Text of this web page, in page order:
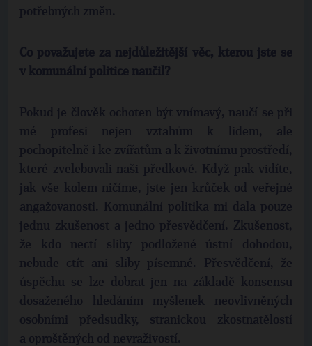
potřebných změn.
Co považujete za nejdůležitější věc, kterou jste se
v komunální politice naučil?
Pokud je člověk ochoten být vnímavý, naučí se při
mé profesi nejen vztahům k lidem, ale
pochopitelně i ke zvířatům a k životnímu prostředí,
které zvelebovali naši předkové. Když pak vidíte,
jak vše kolem ničíme, jste jen krůček od veřejné
angažovanosti. Komunální politika mi dala pouze
jednu zkušenost a jedno přesvědčení. Zkušenost,
že kdo nectí sliby podložené ústní dohodou,
nebude ctít ani sliby písemné. Přesvědčení, že
úspěchu se lze dobrat jen na základě konsensu
dosaženého hledáním myšlenek neovlivněných
osobními předsudky, stranickou zkostnatělostí
a oproštěných od nevraživostí.